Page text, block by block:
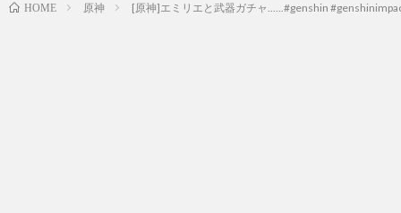
HOME 原神 [原神]エミリエと武器ガチャ......#genshin